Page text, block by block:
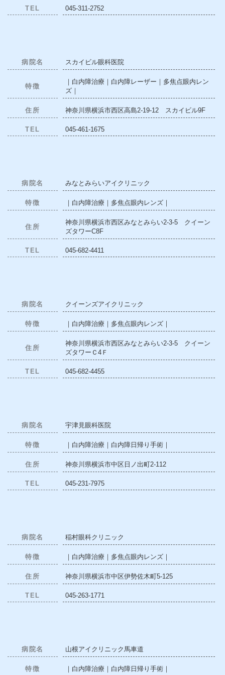
TEL 045-311-2752
病院名 スカイビル眼科医院
特徴
｜白内障治療｜白内障レーザー｜多焦点眼内レン
ズ｜
住所 神奈川県横浜市西区高島2-19-12 スカイビル9F
TEL 045-461-1675
病院名 みなとみらいアイクリニック
特徴 ｜白内障治療｜多焦点眼内レンズ｜
住所
神奈川県横浜市西区みなとみらい2-3-5 クイーン
ズタワーC8F
TEL 045-682-4411
病院名 クイーンズアイクリニック
特徴 ｜白内障治療｜多焦点眼内レンズ｜
住所
神奈川県横浜市西区みなとみらい2-3-5 クイーン
ズタワーＣ4Ｆ
TEL 045-682-4455
病院名 宇津見眼科医院
特徴 ｜白内障治療｜白内障日帰り手術｜
住所 神奈川県横浜市中区日ノ出町2-112
TEL 045-231-7975
病院名 稲村眼科クリニック
特徴 ｜白内障治療｜多焦点眼内レンズ｜
住所 神奈川県横浜市中区伊勢佐木町5-125
TEL 045-263-1771
病院名 山根アイクリニック馬車道
特徴 ｜白内障治療｜白内障日帰り手術｜